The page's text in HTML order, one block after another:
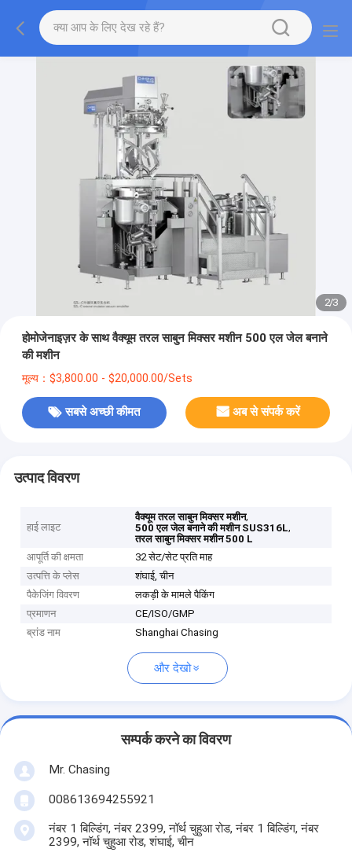
2/3
होमोजेनाइज़र के साथ वैक्यूम तरल साबुन मिक्सर मशीन 500 एल जेल बनाने
की मशीन
मूल्य：$3,800.00 - $20,000.00/Sets
सबसे अच्छी कीमत अब से संपर्क करें
उत्पाद विवरण
हाई लाइट
वैक्यूम तरल साबुन मिक्सर मशीन,
500 एल जेल बनाने की मशीन SUS316L,
तरल साबुन मिक्सर मशीन 500 L
आपूर्ति की क्षमता
32 सेट/सेट प्रति माह
उत्पत्ति के प्लेस
शंघाई, चीन
पैकेजिंग विवरण
लकड़ी के मामले पैकिंग
प्रमाणन
CE/ISO/GMP
ब्रांड नाम
Shanghai Chasing
और देखो
सम्पर्क करने का विवरण
Mr. Chasing
008613694255921
नंबर 1 बिल्डिंग, नंबर 2399, नॉर्थ चुहुआ रोड, नंबर 1 बिल्डिंग, नंबर
2399, नॉर्थ चुहुआ रोड, शंघाई, चीन